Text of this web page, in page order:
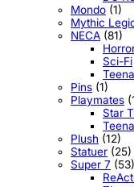
Mondo (1)
Mythic
NECA (81)
Sci-Fi
Pins (1)
Playmates
Star
Plush (12)
Statuer (25)
Super 7 (53)